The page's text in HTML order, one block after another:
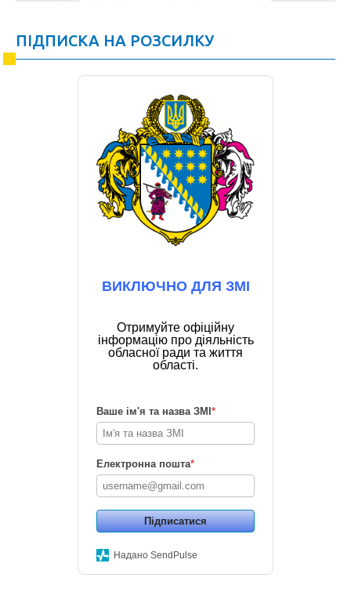
ПІДПИСКА НА РОЗСИЛКУ
ВИКЛЮЧНО ДЛЯ ЗМІ
Отримуйте офіційну
інформацію про діяльність
обласної ради та життя
області.
Ваше ім'я та назва ЗМІ *
Електронна пошта*
Підписатися
Надано SendPulse